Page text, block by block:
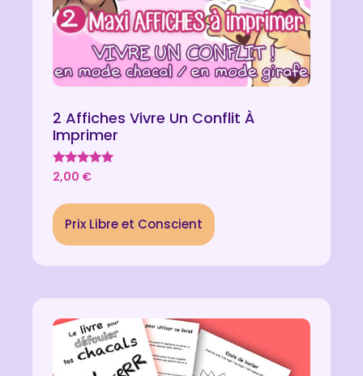
2 Affiches Vivre Un Conflit À
Imprimer
Note
5.00
2,00 €
Prix Libre et Conscient